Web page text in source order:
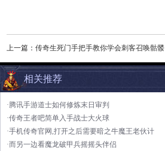
上一篇： 传奇生死门手把手教你学会刺客召唤骷髅
相关推荐
·腾讯手游道士如何修炼末日审判
·传奇王者吧简单入手战士大火球
·手机传奇官网,打开之后需要暗之牛魔王老伙计
·而另一边看魔龙破甲兵摇摇头伴侣